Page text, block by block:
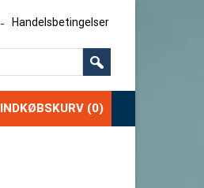
Handelsbetingelser
INDKØBSKURV (0)